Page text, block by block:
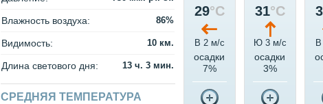
Влажность воздуха: 86%
Видимость: 10 км.
Длина светового дня: 13 ч. 3 мин.
СРЕДНЯЯ ТЕМПЕРАТУРА
29°C
В 2 м/c
осадки
7%
31°C
Ю 3 м/c
осадки
3%